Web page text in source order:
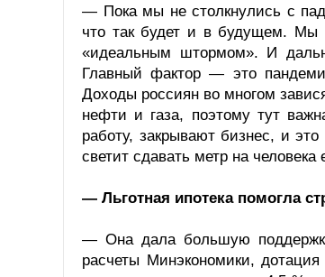
— Пока мы не столкнулись с
что так будет и в будущем. Мы
«идеальным штормом». И
Главный фактор — это
Доходы россиян во многом
нефти и газа, поэтому тут
работу, закрывают бизнес, и
светит сдавать метр на человека
— Льготная ипотека помогла
— Она дала большую
расчеты Минэкономики,